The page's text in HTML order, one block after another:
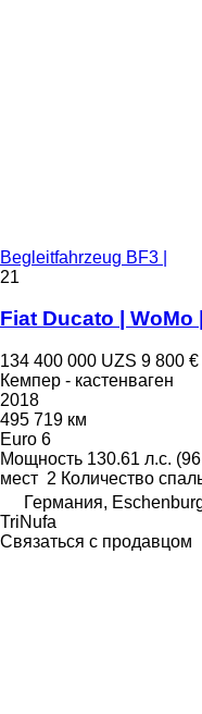
Begleitfahrzeug BF3 |
21
Fiat Ducato | WoMo
134 400 000 UZS 9 800 €
Кемпер - кастенваген
2018
495 719 км
Euro 6
Мощность 130.61 л.с.
мест 2 Количество
Германия,
TriNufa
Связаться с продавцом